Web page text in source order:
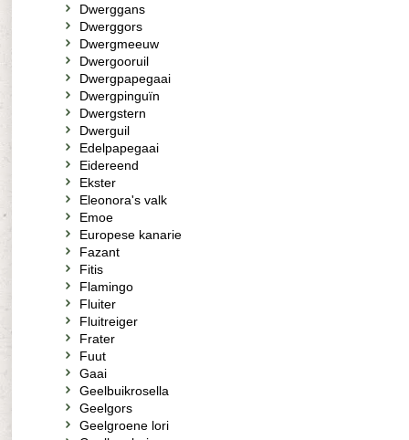
Dwerggans
Dwerggors
Dwergmeeuw
Dwergooruil
Dwergpapegaai
Dwergpinguïn
Dwergstern
Dwerguil
Edelpapegaai
Eidereend
Ekster
Eleonora's valk
Emoe
Europese kanarie
Fazant
Fitis
Flamingo
Fluiter
Fluitreiger
Frater
Fuut
Gaai
Geelbuikrosella
Geelgors
Geelgroene lori